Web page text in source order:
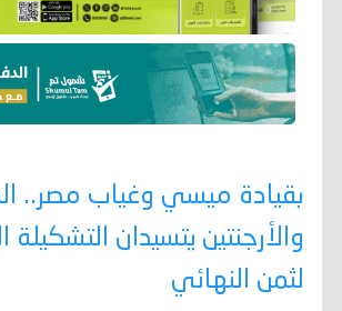
بقيادة ميسي وغياب مصر..
والأرجنتين يتسيدان التشكيلة
لثمن النهائي